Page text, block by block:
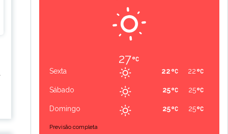
27
Sexta 22
22
Sábado 25
25
Domingo 25
25
Previsão completa